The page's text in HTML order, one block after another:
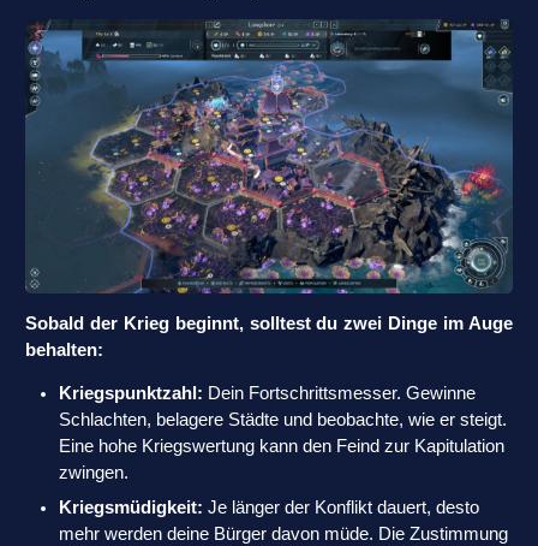
Sobald der Krieg beginnt, solltest du zwei Dinge im Auge
behalten:
Kriegspunktzahl: Dein Fortschrittsmesser. Gewinne
Schlachten, belagere Städte und beobachte, wie er steigt.
Eine hohe Kriegswertung kann den Feind zur Kapitulation
zwingen.
Kriegsmüdigkeit: Je länger der Konflikt dauert, desto
mehr werden deine Bürger davon müde. Die Zustimmung